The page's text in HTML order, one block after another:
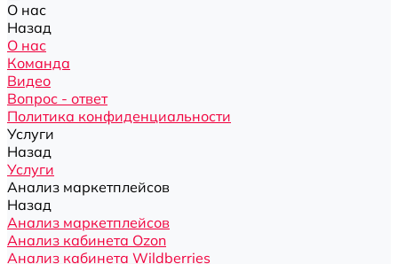
О нас
Назад
О нас
Команда
Видео
Вопрос - ответ
Политика конфиденциальности
Услуги
Назад
Услуги
Анализ маркетплейсов
Назад
Анализ маркетплейсов
Анализ кабинета Ozon
Анализ кабинета Wildberries